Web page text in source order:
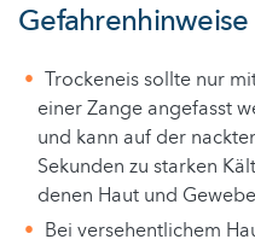
Gefahrenhinweise
Trockeneis sollte nur
einer Zange angefasst
und kann auf der
Sekunden zu starken
denen Haut und
Bei versehentlichem